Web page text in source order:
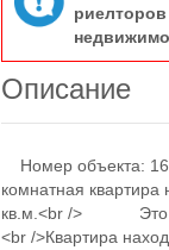
Описание
Номер объекта:
комнатная
кв.м.<br /> Это
<br />Квартира